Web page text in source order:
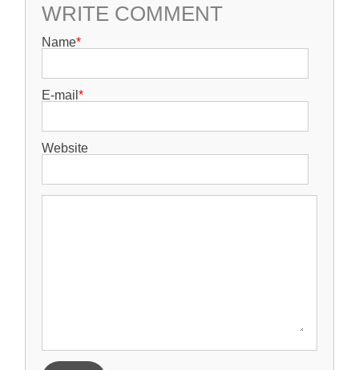
WRITE COMMENT
Name*
E-mail*
Website